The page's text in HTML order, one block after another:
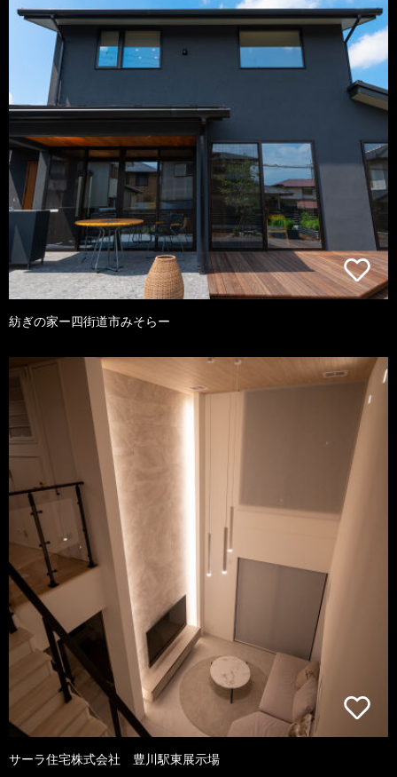
紡ぎの家ー四街道市みそらー
サーラ住宅株式会社 豊川駅東展示場